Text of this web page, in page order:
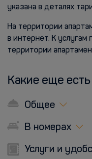
указана в деталях
На территории
в интернет. К услугам
территории
Какие еще
Общее
В номерах
Услуги и